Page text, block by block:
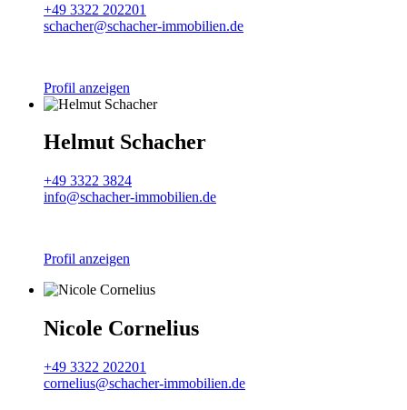
+49 3322 202201
schacher@schacher-immobilien.de
Profil anzeigen
Helmut Schacher
+49 3322 3824
info@schacher-immobilien.de
Profil anzeigen
Nicole Cornelius
+49 3322 202201
cornelius@schacher-immobilien.de